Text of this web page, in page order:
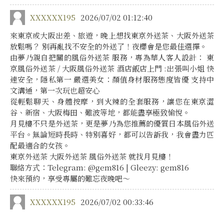
XXXXXX195 2026/07/02 01:12:40
來東京或大阪出差、旅遊，晚上想找東京外送茶、大阪外送茶
放鬆嗎？ 別再亂找不安全的外送了！夜櫻會是您最佳選擇。
由夢乃親自把關的風俗外送茶 服務，專為華人客人設計： 東
京風俗外送茶 / 大阪風俗外送茶 酒店飯店上門 :出張叫小姐 快
速安全，隱私第一 嚴選美女：顏值身材服務態度皆優 支持中
文溝通，第一次玩也超安心
從輕鬆聊天、身體按摩，到火辣的全套服務，讓您在東京澀
谷、新宿、大阪梅田、難波等地，都能盡享極致愉悅。
月見樓不只是外送茶，更是夢乃為您推薦的優質日本風俗外送
平台。無論短時長時、特別喜好，都可以告訴我，我會盡力匹
配最適合的女孩。
東京外送茶 大阪外送茶 風俗外送茶 就找月見樓！
聯絡方式：Telegram: @gem816 | Gleezy: gem816
快來預約，享受專屬的難忘夜晚吧～
XXXXXX195 2026/07/02 00:33:46